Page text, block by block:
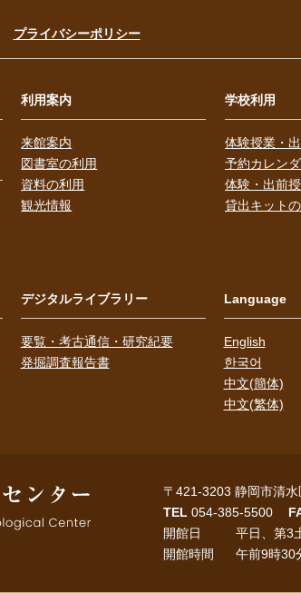
プライバシーポリシー
利用案内
来館案内
図書室の利用
資料の利用
観光情報
学校利用
体験授業・
予約カレン
体験・出前
貸出キット
デジタルライブラリー
要覧・考古通信・研究紀要
発掘調査報告書
Language
English
한국어
中文(簡体)
中文(繁体)
〒421-3203 静岡市清
TEL 054-385-5500
開館日
平日、第3
開館時間
午前9時30